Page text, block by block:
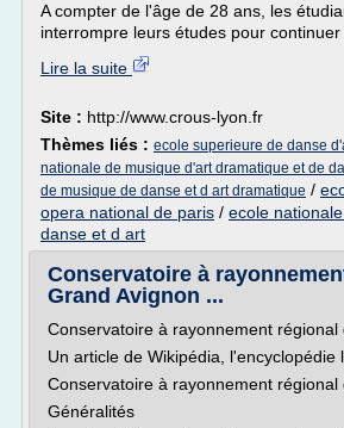
A compter de l'âge de 28 ans, les
interrompre leurs études pour continuer
Lire la suite
Site : http://www.crous-lyon.fr
Thèmes liés : ecole superieure de danse
nationale de musique d'art dramatique et de
de musique de danse et d art dramatique /
opera national de paris / ecole
danse et d art
Conservatoire à
Grand Avignon ...
Conservatoire à rayonnement régional
Un article de Wikipédia, l'encyclopédie
Conservatoire à rayonnement régional
Généralités